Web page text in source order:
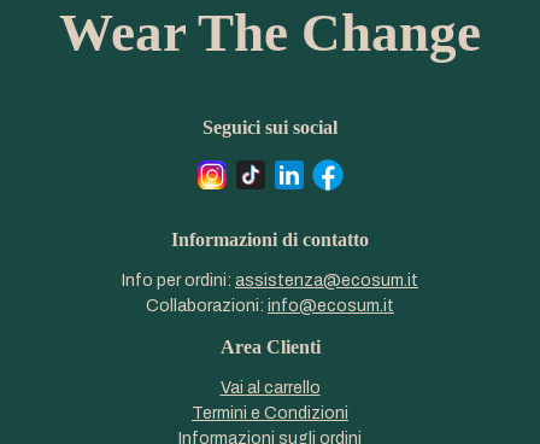
Wear The Change
Seguici sui social
Informazioni di contatto
Info per ordini: assistenza@ecosum.it
Collaborazioni: info@ecosum.it
Area Clienti
Vai al carrello
Termini e Condizioni
Informazioni sugli ordini